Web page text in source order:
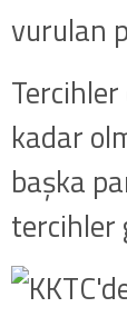
vurulan
Tercihler
kadar
başka
tercihler